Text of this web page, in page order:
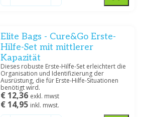
Elite Bags - Cure&Go Erste-
Hilfe-Set mit mittlerer
Kapazität
Dieses robuste Erste-Hilfe-Set erleichtert die
Organisation und Identifizierung der
Ausrüstung, die für Erste-Hilfe-Situationen
benötigt wird.
€ 12,36 exkl. mwst
€ 14,95 inkl. mwst.